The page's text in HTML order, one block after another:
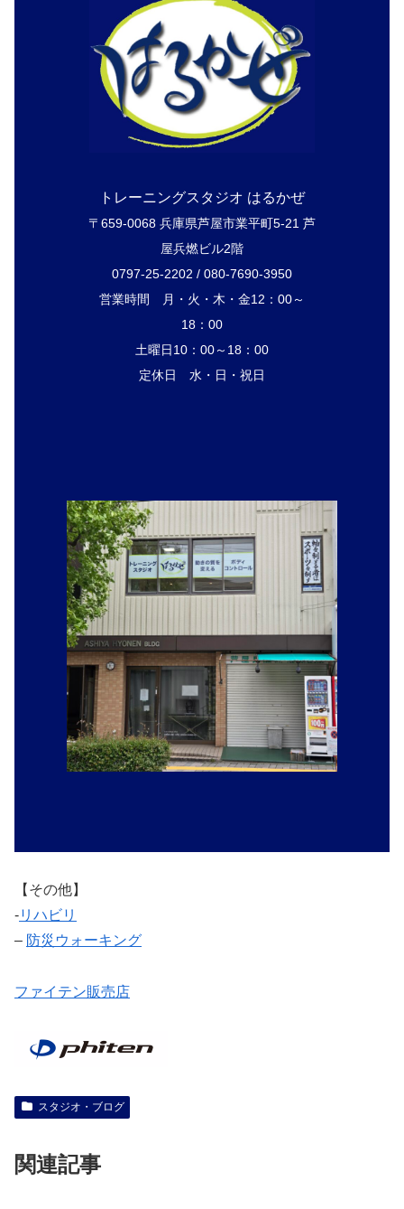
トレーニングスタジオ はるかぜ
〒659-0068 兵庫県芦屋市業平町5-21 芦
屋兵燃ビル2階
0797-25-2202 / 080-7690-3950
営業時間 月・火・木・金12：00～
18：00
土曜日10：00～18：00
定休日 水・日・祝日
【その他】
‐リハビリ
– 防災ウォーキング
ファイテン販売店
スタジオ・ブログ
関連記事